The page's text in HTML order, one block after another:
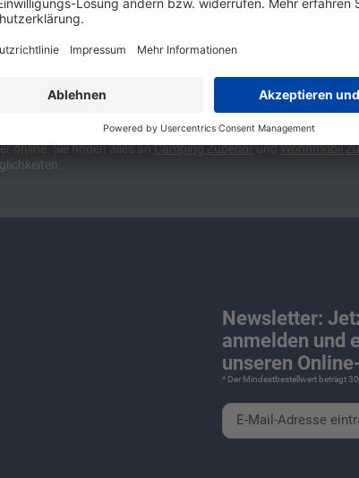
und Stuttgart, 10 Minuten vor der Stadtgrenze
kompakte Camper Vans, oder den puren Luxus. Ob Caravan
und Caravaning! Wohnmobilverkauf und
online. Sie finden alles anCampingZubehörundWohnmobil
Newsletter:
anmelden und
unseren
* Der Mindestbestellwert beträgt